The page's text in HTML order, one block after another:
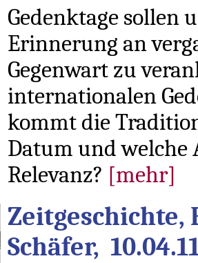
Gedenktage sollen
Erinnerung an
Gegenwart zu
internationalen
kommt die
Datum und welche
Relevanz? [mehr]
Schäfer,